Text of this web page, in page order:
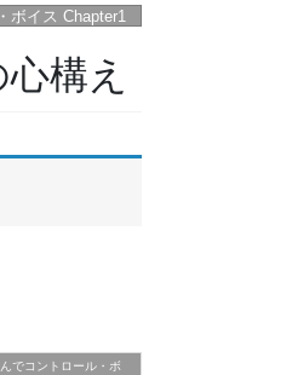
ボイス Chapter1
構え
でコントロール・ボ